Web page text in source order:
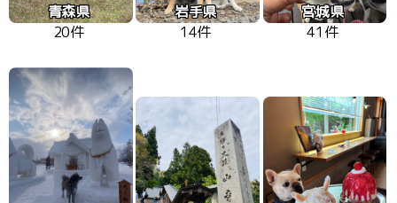
青森県
20件
岩手県
14件
宮城県
41件